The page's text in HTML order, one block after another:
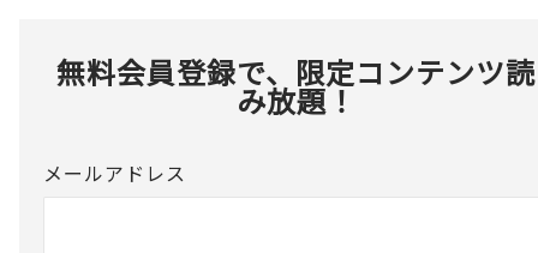
無料会員登録で、限定コンテンツ読
み放題！
メールアドレス